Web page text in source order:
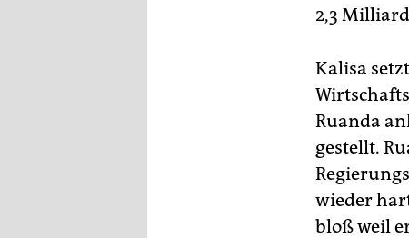
2,3
Kalisa
Ruanda
gestellt.
wieder
bloß weil